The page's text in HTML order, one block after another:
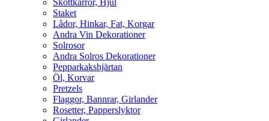
Skottkärror, Hjul
Staket
Lådor, Hinkar, Fat, Korgar
Andra Vin Dekorationer
Solrosor
Andra Solros Dekorationer
Pepparkakshjärtan
Öl, Korvar
Pretzels
Flaggor, Bannrar, Girlander
Rosetter, Papperslyktor